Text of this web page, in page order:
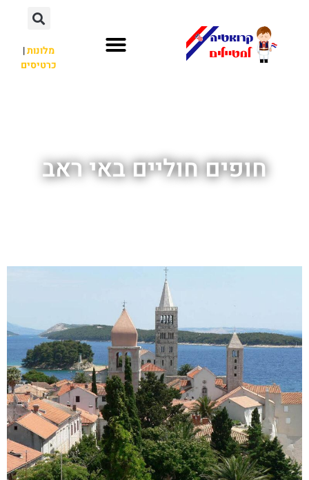
מלונות|
כרטיסים
חופים חוליים באי ראב